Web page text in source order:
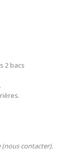
2 bacs
(nous contacter).